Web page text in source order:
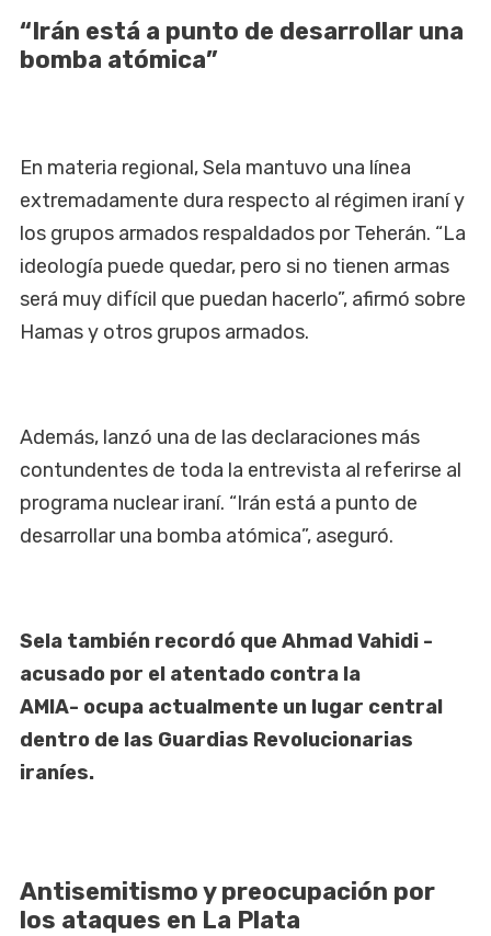
“Irán está a punto de desarrollar una
bomba atómica”
En materia regional, Sela mantuvo una línea
extremadamente dura respecto al régimen iraní y
los grupos armados respaldados por Teherán. “La
ideología puede quedar, pero si no tienen armas
será muy difícil que puedan hacerlo”, afirmó sobre
Hamas y otros grupos armados.
Además, lanzó una de las declaraciones más
contundentes de toda la entrevista al referirse al
programa nuclear iraní. “Irán está a punto de
desarrollar una bomba atómica”, aseguró.
Sela también recordó que Ahmad Vahidi -
acusado por el atentado contra la
AMIA- ocupa actualmente un lugar central
dentro de las Guardias Revolucionarias
iraníes.
Antisemitismo y preocupación por
los ataques en La Plata